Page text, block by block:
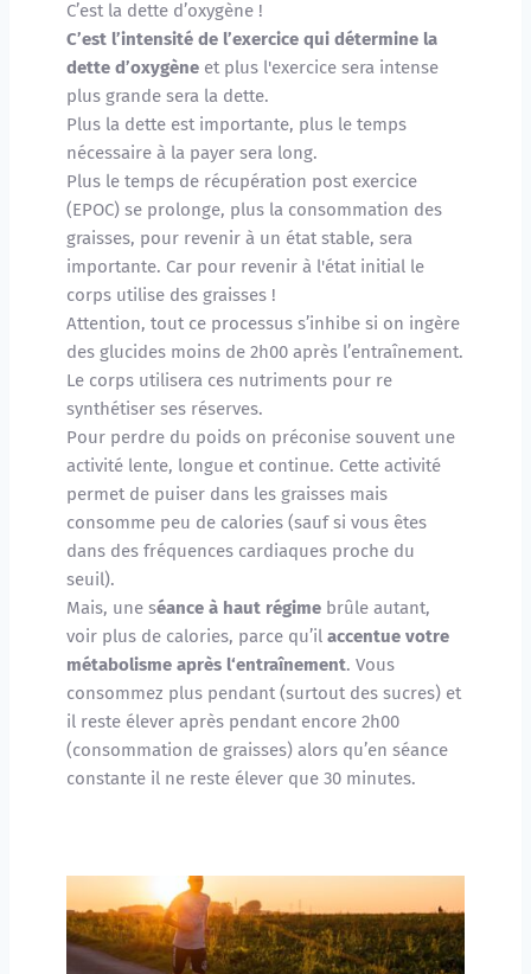
C’est la dette d’oxygène !
C’est l’intensité de l’exercice qui détermine la
dette d’oxygène et plus l'exercice sera intense
plus grande sera la dette.
Plus la dette est importante, plus le temps
nécessaire à la payer sera long.
Plus le temps de récupération post exercice
(EPOC) se prolonge, plus la consommation des
graisses, pour revenir à un état stable, sera
importante. Car pour revenir à l'état initial le
corps utilise des graisses !
Attention, tout ce processus s’inhibe si on ingère
des glucides moins de 2h00 après l’entraînement.
Le corps utilisera ces nutriments pour re
synthétiser ses réserves.
Pour perdre du poids on préconise souvent une
activité lente, longue et continue. Cette activité
permet de puiser dans les graisses mais
consomme peu de calories (sauf si vous êtes
dans des fréquences cardiaques proche du
seuil).
Mais, une séance à haut régime brûle autant,
voir plus de calories, parce qu’il accentue votre
métabolisme après l‘entraînement. Vous
consommez plus pendant (surtout des sucres) et
il reste élever après pendant encore 2h00
(consommation de graisses) alors qu’en séance
constante il ne reste élever que 30 minutes.